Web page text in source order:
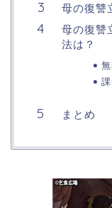
母の復讐
母の復讐
法は？
まとめ